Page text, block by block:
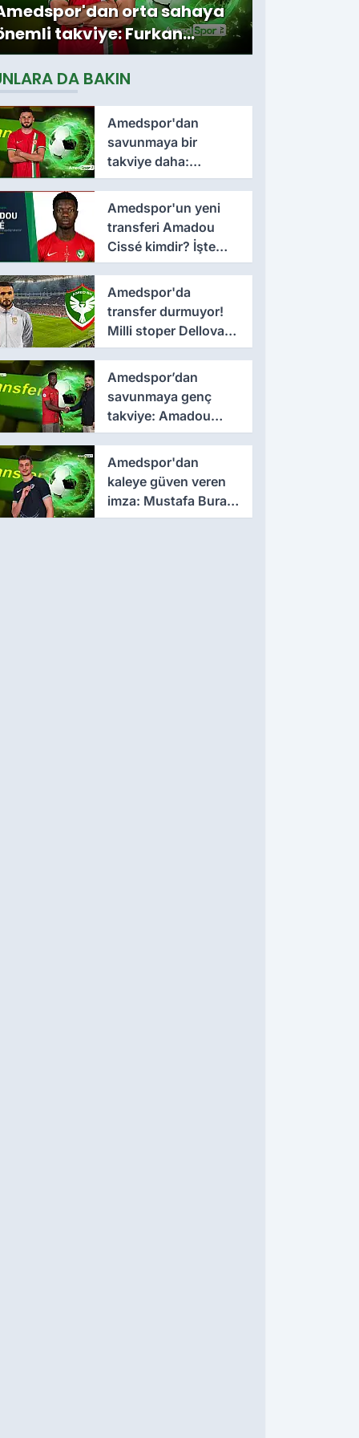
orta sahaya
takviye: Furkan
ile sözleşme
DA BAKIN
Amedspor'dan
savunmaya bir
takviye daha:
Lumbardh Dellova ile
3 yıllık imza
Amedspor'un yeni
transferi Amadou
Cissé kimdir? İşte
kariyeri ve forma
giydiği takımlar
Amedspor'da
transfer durmuyor!
Milli stoper Dellova
imza için Türkiye'ye
geldi
Amedspor’dan
savunmaya genç
takviye: Amadou
Cissé ile 3 yıllık
sözleşme
Amedspor'dan
kaleye güven veren
imza: Mustafa Burak
Bozan resmen